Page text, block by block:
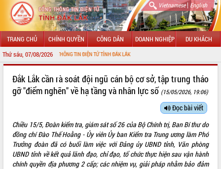
Vietnamese| English
TRANG CHỦ CHÍNH QUYỀN CÔNG DÂN DOANH NGHIỆP DU KHÁCH
Thứ sáu, 07/08/2026
VỚI CỔNG THÔNG TIN ĐIỆN TỬ TỈNH ĐẮK LẮK
GIỚI THIỆU
LÃNH ĐẠO UBND TỈNH
SỞ, BAN, NGÀNH
UBND CÁC XÃ, PHƯỜNG
Đắk Lắk cần rà soát đội ngũ cán bộ cơ sở, tập trung tháo
gỡ "điểm nghẽn" về hạ tầng và nhân lực số (15/05/2026, 19:06)
Đọc bài viết
Chiều 15/5, Đoàn kiểm tra, giám sát số 26 của Bộ Chính trị, Ban Bí thư do
đồng chí Đào Thế Hoằng - Ủy viên Ủy ban Kiểm tra Trung ương làm Phó
Trưởng đoàn đã có buổi làm việc với Đảng ủy UBND tỉnh, Văn phòng
UBND tỉnh về kết quả lãnh đạo, chỉ đạo, tổ chức thực hiện sau vận hành
chính quyền địa phương 2 cấp; các nhiệm vụ, giải pháp nhằm bảo đảm